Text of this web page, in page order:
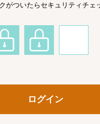
がついたらセキュリティチェ
ログイン